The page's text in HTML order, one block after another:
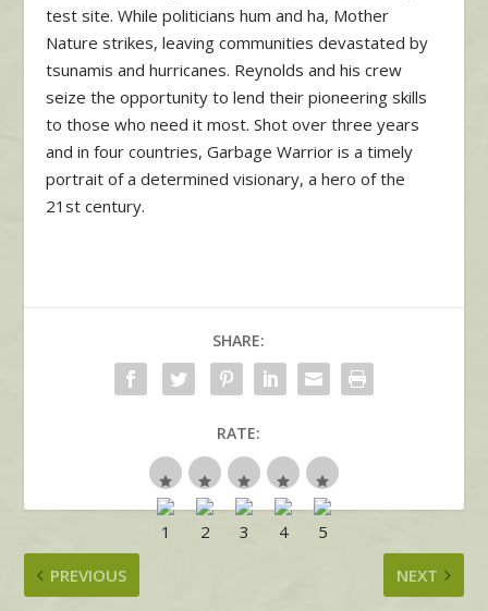
test site. While politicians hum and ha, Mother
Nature strikes, leaving communities devastated by
tsunamis and hurricanes. Reynolds and his crew
seize the opportunity to lend their pioneering skills
to those who need it most. Shot over three years
and in four countries, Garbage Warrior is a timely
portrait of a determined visionary, a hero of the
21st century.
SHARE:
RATE:
PREVIOUS NEXT